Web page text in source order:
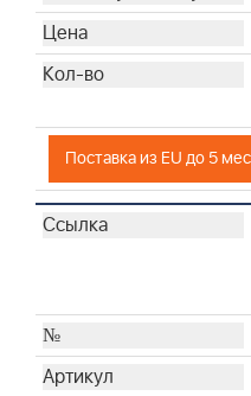
Поставка из EU до 5